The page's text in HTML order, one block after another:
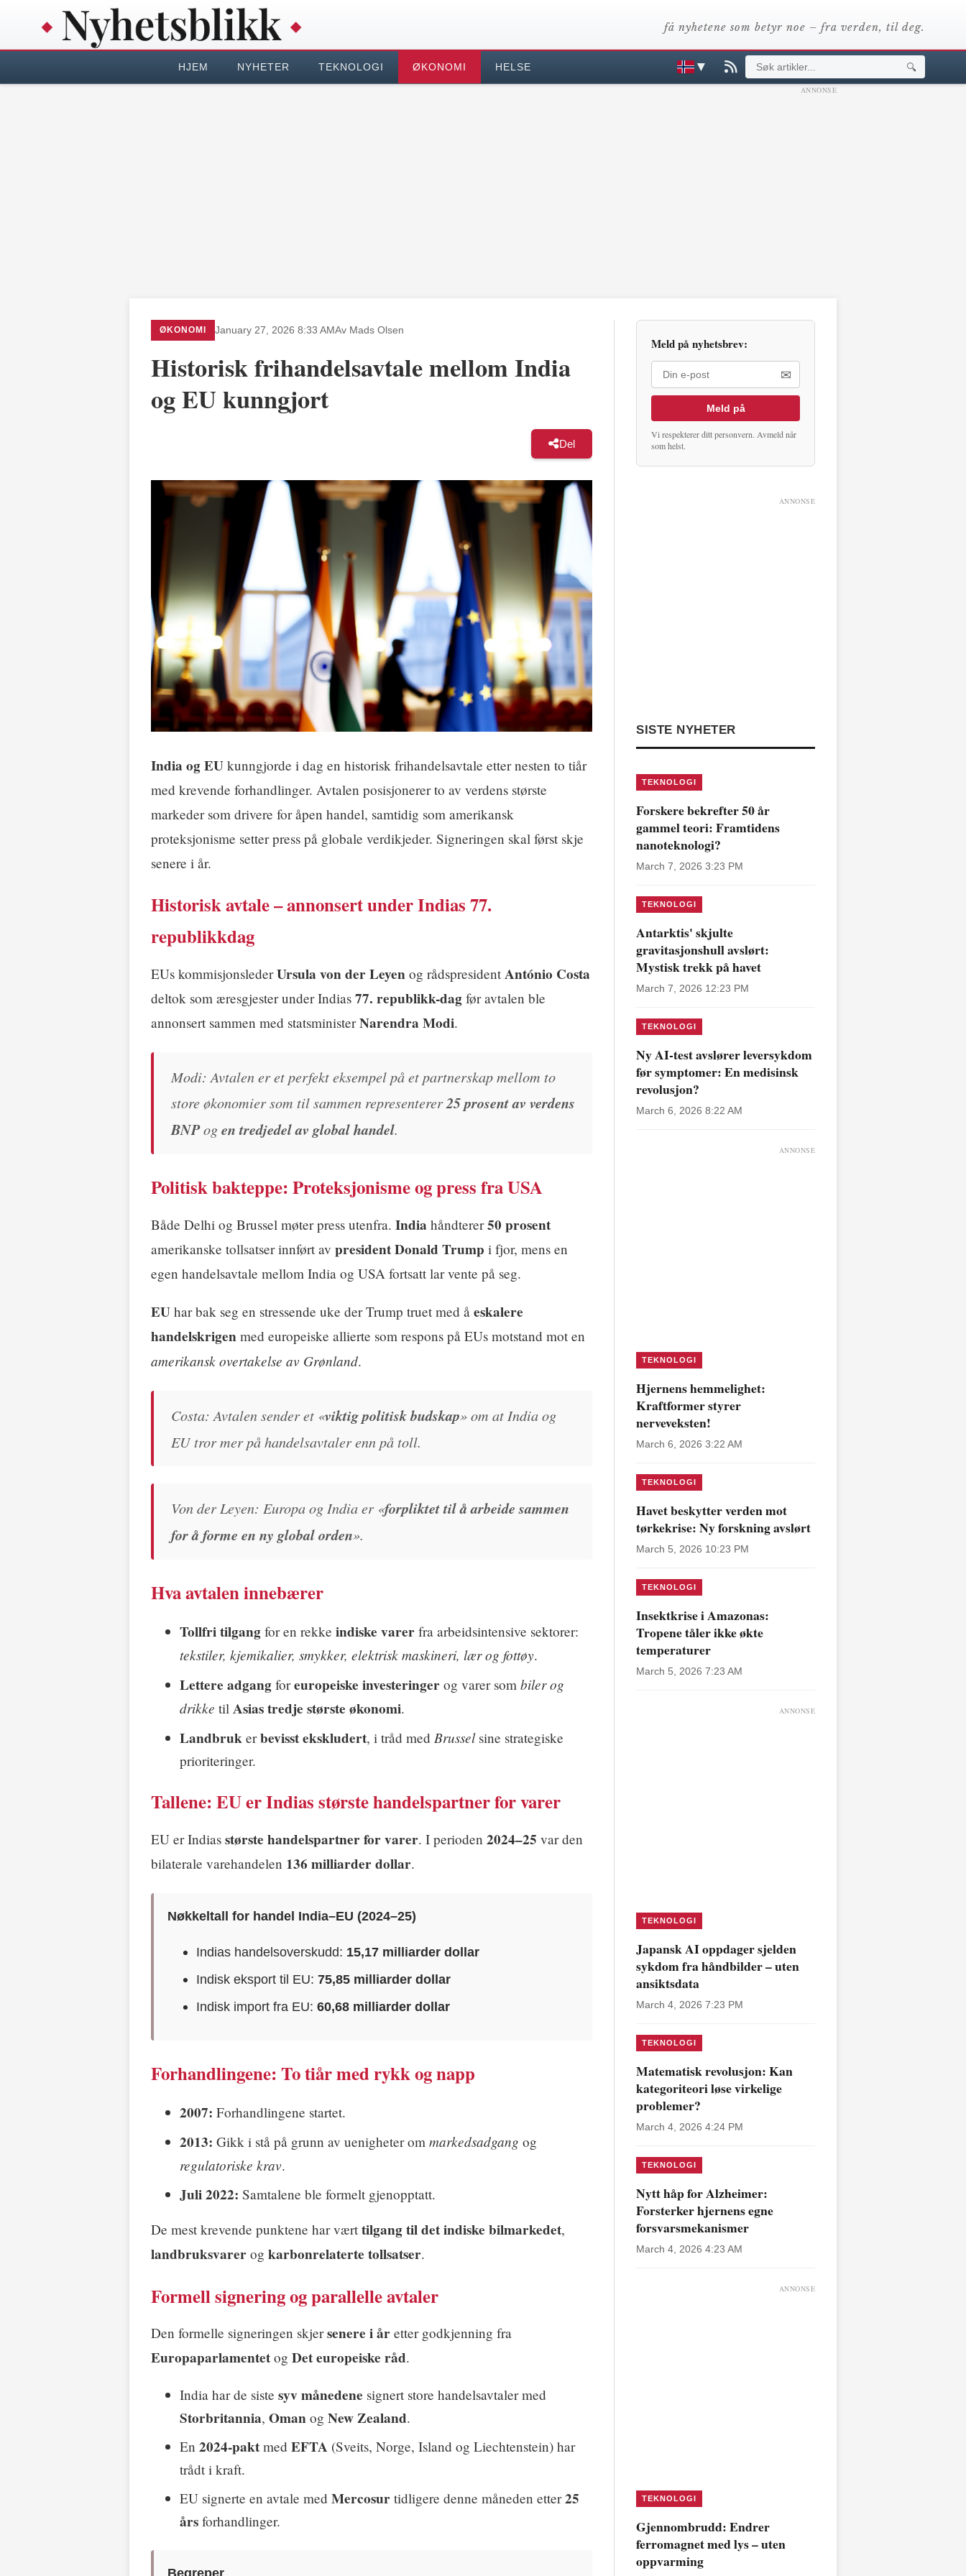
få nyhetene som betyr noe – fra verden, til deg.
HJEM NYHETER TEKNOLOGI ØKONOMI HELSE ▼ 🔍
ANNONSE
ØKONOMI January 27, 2026 8:33 AMAv Mads Olsen
Historisk frihandelsavtale mellom India
og EU kunngjort
Del
India og EU kunngjorde i dag en historisk frihandelsavtale etter nesten to tiår
med krevende forhandlinger. Avtalen posisjonerer to av verdens største
markeder som drivere for åpen handel, samtidig som amerikansk
proteksjonisme setter press på globale verdikjeder. Signeringen skal først skje
senere i år.
Historisk avtale – annonsert under Indias 77.
republikkdag
EUs kommisjonslederUrsula von der Leyen og rådspresident António Costa
deltok som æresgjester under Indias 77. republikk-dag før avtalen ble
annonsert sammen med statsministerNarendra Modi.
Modi: Avtalen er et perfekt eksempel på et partnerskap mellom to
store økonomier som til sammen representerer25 prosent av verdens
BNPogen tredjedel av global handel.
Politisk bakteppe: Proteksjonisme og press fra USA
Både Delhi og Brussel møter press utenfra. India håndterer50 prosent
amerikanske tollsatser innført av president Donald Trump i fjor, mens en
egen handelsavtale mellom India og USA fortsatt lar vente på seg.
EU har bak seg en stressende uke der Trump truet med å eskalere
handelskrigen med europeiske allierte som respons på EUs motstand mot en
amerikansk overtakelse av Grønland.
Costa: Avtalen sender et «viktig politisk budskap» om at India og
EU tror mer på handelsavtaler enn på toll.
Von der Leyen: Europa og India er «forpliktet til å arbeide sammen
for å forme en ny global orden».
Hva avtalen innebærer
Tollfri tilgang for en rekke indiske varer fra arbeidsintensive sektorer:
tekstiler, kjemikalier, smykker, elektrisk maskineri, lær og fottøy.
Lettere adgang foreuropeiske investeringer og varer som biler og
drikke til Asias tredje største økonomi.
Landbruk erbevisst ekskludert, i tråd med Brusselsine strategiske
prioriteringer.
Tallene: EU er Indias største handelspartner for varer
EU er Indias største handelspartner for varer. I perioden 2024–25 var den
bilaterale varehandelen 136 milliarder dollar.
Nøkkeltall for handel India–EU (2024–25)
Indias handelsoverskudd: 15,17 milliarder dollar
Indisk eksport til EU:75,85 milliarder dollar
Indisk import fra EU:60,68 milliarder dollar
Forhandlingene: To tiår med rykk og napp
2007: Forhandlingene startet.
2013: Gikk i stå på grunn av uenigheter om markedsadgang og
regulatoriske krav.
Juli 2022: Samtalene ble formelt gjenopptatt.
De mest krevende punktene har vært tilgang til det indiske bilmarkedet,
landbruksvarer og karbonrelaterte tollsatser.
Formell signering og parallelle avtaler
Den formelle signeringen skjersenere i år etter godkjenning fra
Europaparlamentet og Det europeiske råd.
India har de siste syv månedene signert store handelsavtaler med
Storbritannia, Oman og New Zealand.
En 2024-pakt med EFTA (Sveits, Norge, Island og Liechtenstein) har
trådt i kraft.
EU signerte en avtale med Mercosur tidligere denne måneden etter25
års forhandlinger.
Meld på nyhetsbrev:
✉
Meld på
Vi respekterer ditt personvern. Avmeld når
som helst.
ANNONSE
SISTE NYHETER
TEKNOLOGI
Forskere bekrefter 50 år
gammel teori: Framtidens
nanoteknologi?
March 7, 2026 3:23 PM
TEKNOLOGI
Antarktis' skjulte
gravitasjonshull avslørt:
Mystisk trekk på havet
March 7, 2026 12:23 PM
TEKNOLOGI
Ny AI-test avslører leversykdom
før symptomer: En medisinsk
revolusjon?
March 6, 2026 8:22 AM
ANNONSE
TEKNOLOGI
Hjernens hemmelighet:
Kraftformer styrer
nerveveksten!
March 6, 2026 3:22 AM
TEKNOLOGI
Havet beskytter verden mot
tørkekrise: Ny forskning avslørt
March 5, 2026 10:23 PM
TEKNOLOGI
Insektkrise i Amazonas:
Tropene tåler ikke økte
temperaturer
March 5, 2026 7:23 AM
ANNONSE
TEKNOLOGI
Japansk AI oppdager sjelden
sykdom fra håndbilder – uten
ansiktsdata
March 4, 2026 7:23 PM
TEKNOLOGI
Matematisk revolusjon: Kan
kategoriteori løse virkelige
problemer?
March 4, 2026 4:24 PM
TEKNOLOGI
Nytt håp for Alzheimer:
Forsterker hjernens egne
forsvarsmekanismer
March 4, 2026 4:23 AM
ANNONSE
TEKNOLOGI
Gjennombrudd: Endrer
ferromagnet med lys – uten
oppvarming